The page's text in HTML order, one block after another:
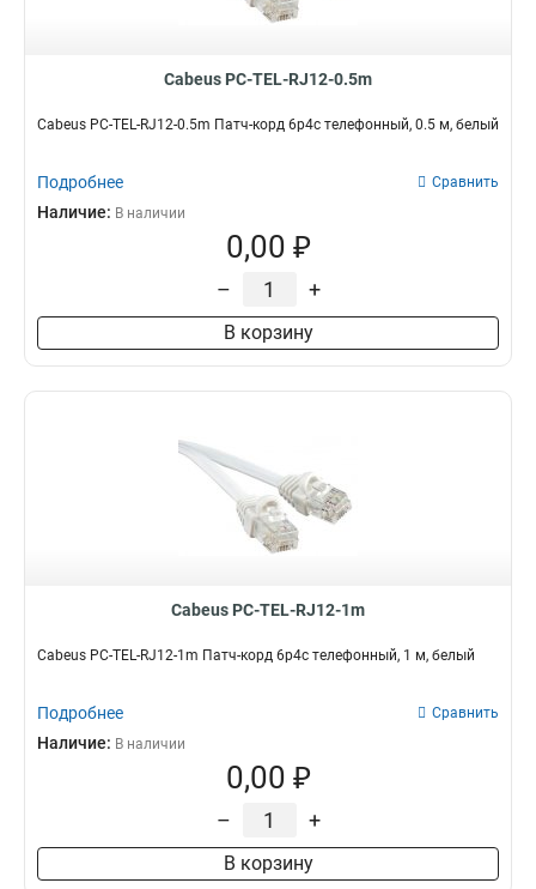
Cabeus PC-TEL-RJ12-0.5m
Cabeus PC-TEL-RJ12-0.5m Патч-корд 6p4c телефонный, 0.5 м, белый
Подробнее Сравнить
Наличие: В наличии
0,00 ₽
– +
В корзину
Cabeus PC-TEL-RJ12-1m
Cabeus PC-TEL-RJ12-1m Патч-корд 6p4c телефонный, 1 м, белый
Подробнее Сравнить
Наличие: В наличии
0,00 ₽
– +
В корзину